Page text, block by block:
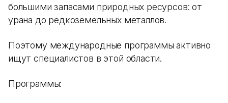
большими запасами природных ресурсов: от
урана до редкоземельных металлов.
Поэтому международные программы активно
ищут специалистов в этой области.
Программы: